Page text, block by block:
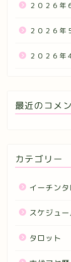
２０２６
２０２６
２０２６
最近のコメ
カテゴリー
イーチン
スケジュ
タロット